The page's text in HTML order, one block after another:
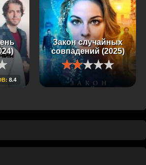
8.4
Закон случайных
совпадений (2025)